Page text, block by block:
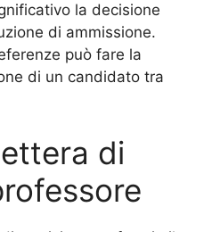
la decisione
di ammissione.
può fare la
di un candidato tra
di